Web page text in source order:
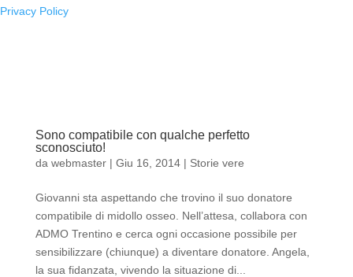
Privacy Policy
Sono compatibile con qualche perfetto
sconosciuto!
da webmaster| Giu 16, 2014| Storie vere
Giovanni sta aspettando che trovino il suo donatore
compatibile di midollo osseo. Nell’attesa, collabora con
ADMO Trentino e cerca ogni occasione possibile per
sensibilizzare (chiunque) a diventare donatore. Angela,
la sua fidanzata, vivendo la situazione di...